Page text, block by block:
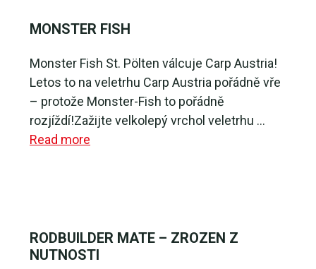
MONSTER FISH
Monster Fish St. Pölten válcuje Carp Austria!
Letos to na veletrhu Carp Austria pořádně vře
– protože Monster-Fish to pořádně
rozjíždí!Zažijte velkolepý vrchol veletrhu …
Read more
RODBUILDER MATE – ZROZEN Z
NUTNOSTI